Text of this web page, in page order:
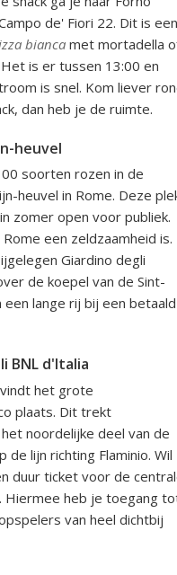
de' Fiori 22. Dit is een
biancamet mortadella
is er tussen 13:00 en
is snel. Kom liever
dan heb je de ruimte.
heuvel
soorten rozen in de
heuvel in Rome. Deze
zomer open voor publiek.
een zeldzaamheid is.
Giardino degli
de koepel van de Sint-
lange rij bij een betaald
BNL d'Italia
het grote
plaats. Dit trekt
noordelijke deel van de
lijn richting Flaminio. Wil
duur ticket voor de
Hiermee heb je toegang
van heel dichtbij